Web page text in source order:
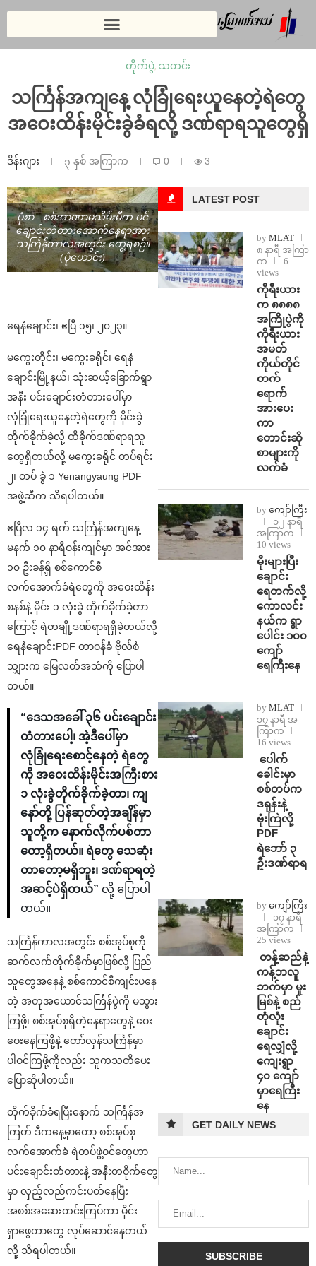
တိုက်ပွဲ, သတင်း
သင်္ကြန်အကျနေ့ လုံခြုံရေးယူနေတဲ့ရဲတွေ
အဝေးထိန်းမိုင်းခွဲခံရလို့ ဒဏ်ရာရသူတွေရှိ
ဒိန်းဂျား ၃ နှစ် အကြာက 0 3
ပုံစာ - စစ်အာဏာမသိမ်းမီက ပင်
ချောင်းတံတားအောက်နေရာအား
သင်္ကြန်ကာလအတွင်း တွေ့ရစဉ်။
(ပုံဟောင်း)
ရေနံချောင်း၊ ဧပြီ ၁၅၊ ၂၀၂၃။
မကွေးတိုင်း၊ မကွေးခရိုင်၊ ရေနံ
ချောင်းမြို့နယ်၊ သုံးဆယ့်ခြောက်ရွာ
အနီး ပင်းချောင်းတံတားပေါ်မှာ
လုံခြုံရေးယူနေတဲ့ရဲတွေကို မိုင်းခွဲ
တိုက်ခိုက်ခဲ့လို့ ထိခိုက်ဒဏ်ရာရသူ
တွေရှိတယ်လို့ မကွေးခရိုင် တပ်ရင်း
၂၊ တပ် ခွဲ ၁ Yenangyaung PDF
အဖွဲ့ဆီက သိရပါတယ်။
ဧပြီလ ၁၄ ရက် သင်္ကြန်အကျနေ့
မနက် ၁၀ နာရီဝန်းကျင်မှာ အင်အား
၁၀ ဦးခန့်ရှိ စစ်ကောင်စီ
လက်အောက်ခံရဲတွေကို အဝေးထိန်း
စနစ်နဲ့ မိုင်း ၁ လုံးခွဲ တိုက်ခိုက်ခဲ့တာ
ကြောင့် ရဲတချို့ဒဏ်ရာရရှိခဲ့တယ်လို့
ရေနံချောင်းPDF တာဝန်ခံ ဗိုလ်စံ
သျှားက မြေလတ်အသံကို ပြောပါ
တယ်။
“ဒေသအခေါ် ၃၆ ပင်းချောင်း
တံတားပေါ့၊ အဲ့ဒီပေါ်မှာ
လုံခြုံရေးစောင့်နေတဲ့ ရဲတွေ
ကို အဝေးထိန်းမိုင်းအကြီးစား
၁ လုံးခွဲတိုက်ခိုက်ခဲ့တာ၊ ကျ
နော်တို့ ပြန်ဆုတ်တဲ့အချိန်မှာ
သူတို့က နောက်လိုက်ပစ်တာ
တော့ရှိတယ်။ ရဲတွေ သေဆုံး
တာတော့မရှိဘူး၊ ဒဏ်ရာရတဲ့
အဆင့်ပဲရှိတယ်” လို့ ပြောပါ
တယ်။
သင်္ကြန်ကာလအတွင်း စစ်အုပ်စုကို
ဆက်လက်တိုက်ခိုက်မှာဖြစ်လို့ ပြည်
သူတွေအနေနဲ့ စစ်ကောင်စီကျင်းပနေ
တဲ့ အတုအယောင်သင်္ကြန်ပွဲကို မသွား
ကြဖို့၊ စစ်အုပ်စုရှိတဲ့နေရာတွေနဲ့ ဝေး
ဝေးနေကြဖို့နဲ့ တော်လှန်သင်္ကြန်မှာ
ပါဝင်ကြဖို့ကိုလည်း သူကသတိပေး
ပြောဆိုပါတယ်။
တိုက်ခိုက်ခံရပြီးနောက် သင်္ကြန်အ
ကြတ် ဒီကနေ့မှာတော့ စစ်အုပ်စု
လက်အောက်ခံ ရဲတပ်ဖွဲ့ဝင်တွေဟာ
ပင်းချောင်းတံတားနဲ့ အနီးတဝိုက်တွေ
မှာ လှည့်လည်ကင်းပတ်နေပြီး
အစစ်အဆေးတင်းကြပ်ကာ မိုင်း
ရှာဖွေတာတွေ လုပ်ဆောင်နေတယ်
လို့ သိရပါတယ်။
LATEST POST
by MLAT
၈ နာရီ အကြာ
က
6
views
ကိုရီးယား
က ၈၈၈၈
အကြိုပွဲကို
ကိုရီးယား
အမတ်
ကိုယ်တိုင်
တက်
ရောက်
အားပေး
ကာ
တောင်းဆို
စာများကို
လက်ခံ
by ကျော်ကြီး
၁၂ နာရီ
အကြာက
10 views
⁨မိုးများပြီး
ချောင်း
ရေတက်လို့
ကောလင်း
နယ်က ရွာ
ပေါင်း ၁၀၀
ကျော်
ရေကြီးနေ
by MLAT
၁၇ နာရီ အ
ကြာက
16 views
⁩ ⁨ပေါက်
ခေါင်းမှာ
စစ်တပ်က
ဒရုန်းနဲ့
ဗုံးကြဲလို့
PDF
ရဲဘော် ၃
ဦးဒဏ်ရာရ
by ကျော်ကြီး
၁၇ နာရီ
အကြာက
25 views
⁩ ⁨တန့်ဆည်နဲ့
ကန့်ဘလူ
ဘက်မှာ မူး
မြစ်နဲ့ စည်
တုံလုံး
ချောင်း
ရေလျှံလို့
ကျေးရွာ
၄၀ ကျော်
မှာရေကြီး
နေ
GET DAILY NEWS